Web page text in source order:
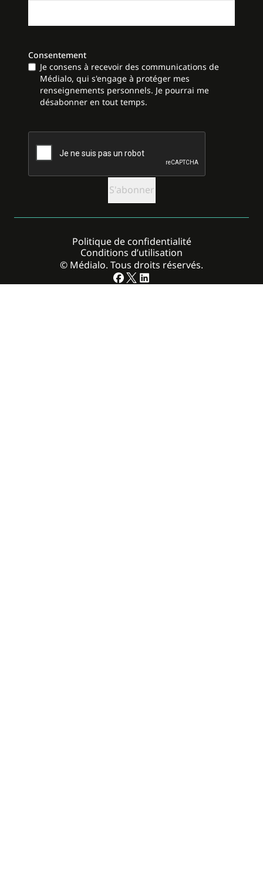
Consentement
Je consens à recevoir des communications de
Médialo, qui s'engage à protéger mes
renseignements personnels. Je pourrai me
désabonner en tout temps.
CAPTCHA
© Médialo. Tous droits réservés.
Politique de confidentialité
Conditions d’utilisation